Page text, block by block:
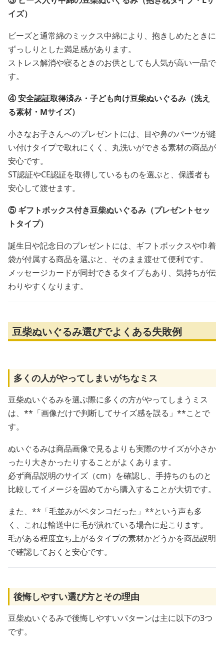
イズ）
ビーズと通常綿のミックス中綿により、抱きしめたときに
ずっしりとした満足感があります。
ストレス解消や寝るときのお供としても人気が高い一品で
す。
④ 安全認証取得済み・子ども向け豆柴ぬいぐるみ（洗え
る素材・Mサイズ）
小さなお子さんへのプレゼントには、目や鼻のパーツが縫
い付けタイプで取れにくく、丸洗いができる素材の商品が
安心です。
ST認証やCE認証を取得しているものを選ぶと、保護者も
安心して渡せます。
⑤ ギフトボックス付き豆柴ぬいぐるみ（プレゼントセッ
トタイプ）
誕生日や記念日のプレゼントには、ギフトボックスや巾着
袋が付属する商品を選ぶと、そのまま渡せて便利です。
メッセージカードが同封できるタイプもあり、気持ちが伝
わりやすくなります。
豆柴ぬいぐるみ選びでよくある失敗例
多くの人がやってしまいがちなミス
豆柴ぬいぐるみを選ぶ際に多くの方がやってしまうミス
は、**「画像だけで判断してサイズ感を誤る」**ことで
す。
ぬいぐるみは商品画像で見るよりも実際のサイズが小さか
ったり大きかったりすることがよくあります。
必ず商品説明のサイズ（cm）を確認し、手持ちのものと
比較してイメージを固めてから購入することが大切です。
また、**「毛並みがペタンコだった」**という声も多
く、これは輸送中に毛が潰れている場合に起こります。
毛がある程度立ち上がるタイプの素材かどうかを商品説明
で確認しておくと安心です。
後悔しやすい選び方とその理由
豆柴ぬいぐるみで後悔しやすいパターンは主に以下の3つ
です。